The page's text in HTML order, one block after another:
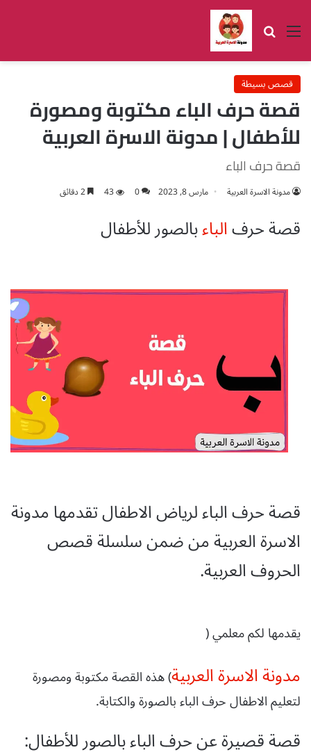
القائمة بحث عن
قصص بسيطة
قصة حرف الباء مكتوبة ومصورة
للأطفال | مدونة الاسرة العربية
قصة حرف الباء
مدونة الاسرة العربية مارس 8, 2023 0
43
قصةحرفالباءبالصور للأطفال
قصة حرف الباء لرياض الاطفال تقدمهامدونة
الاسرة العربية من ضمن سلسلة قصص
الحروف العربية.
يقدمها لكم معلمي (
مدونة الاسرة العربية) هذه القصة مكتوبة ومصورة
لتعليم الاطفال حرف الباء بالصورة والكتابة.
قصة قصيرة عن حرف الباء بالصور للأطفال: